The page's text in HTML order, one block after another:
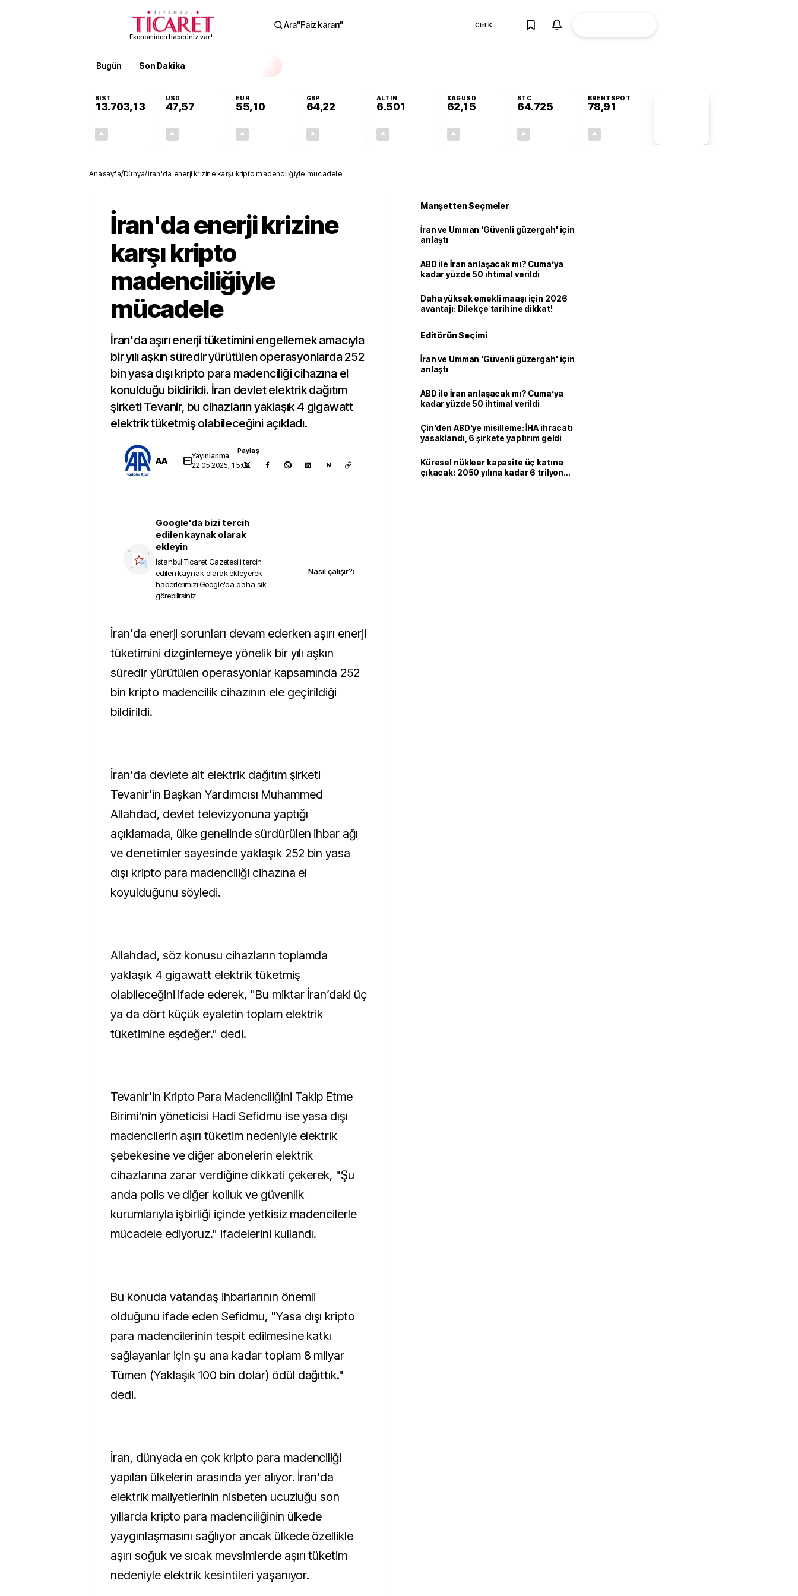
Ekonomiden haberiniz var!
Ara"Faiz kararı" Ctrl K
Bugün Son Dakika
BIST
13.703,13
USD
47,57
EUR
55,10
GBP
64,22
ALTIN
6.501
XAGUSD
62,15
BTC
64.725
BRENTSPOT
78,91
Anasayfa/Dünya/İran'da enerji krizine karşı kripto madenciliğiyle mücadele
İran'da enerji krizine
karşı kripto
madenciliğiyle
mücadele
İran'da aşırı enerji tüketimini engellemek amacıyla
bir yılı aşkın süredir yürütülen operasyonlarda 252
bin yasa dışı kripto para madenciliği cihazına el
konulduğu bildirildi. İran devlet elektrik dağıtım
şirketi Tevanir, bu cihazların yaklaşık 4 gigawatt
elektrik tüketmiş olabileceğini açıkladı.
AA
Yayınlanma
22.05.2025, 15:02
Paylaş
N
Google'da bizi tercih
edilen kaynak olarak
ekleyin
İstanbul Ticaret Gazetesi'i tercih
edilen kaynak olarak ekleyerek
haberlerimizi Google'da daha sık
görebilirsiniz.
Nasıl çalışır?›
İran'da enerji sorunları devam ederken aşırı enerji
tüketimini dizginlemeye yönelik bir yılı aşkın
süredir yürütülen operasyonlar kapsamında 252
bin kripto madencilik cihazının ele geçirildiği
bildirildi.
İran'da devlete ait elektrik dağıtım şirketi
Tevanir'in Başkan Yardımcısı Muhammed
Allahdad, devlet televizyonuna yaptığı
açıklamada, ülke genelinde sürdürülen ihbar ağı
ve denetimler sayesinde yaklaşık 252 bin yasa
dışı kripto para madenciliği cihazına el
koyulduğunu söyledi.
Allahdad, söz konusu cihazların toplamda
yaklaşık 4 gigawatt elektrik tüketmiş
olabileceğini ifade ederek, "Bu miktar İran’daki üç
ya da dört küçük eyaletin toplam elektrik
tüketimine eşdeğer." dedi.
Tevanir'in Kripto Para Madenciliğini Takip Etme
Birimi'nin yöneticisi Hadi Sefidmu ise yasa dışı
madencilerin aşırı tüketim nedeniyle elektrik
şebekesine ve diğer abonelerin elektrik
cihazlarına zarar verdiğine dikkati çekerek, "Şu
anda polis ve diğer kolluk ve güvenlik
kurumlarıyla işbirliği içinde yetkisiz madencilerle
mücadele ediyoruz." ifadelerini kullandı.
Bu konuda vatandaş ihbarlarının önemli
olduğunu ifade eden Sefidmu, "Yasa dışı kripto
para madencilerinin tespit edilmesine katkı
sağlayanlar için şu ana kadar toplam 8 milyar
Tümen (Yaklaşık 100 bin dolar) ödül dağıttık."
dedi.
İran, dünyada en çok kripto para madenciliği
yapılan ülkelerin arasında yer alıyor. İran'da
elektrik maliyetlerinin nisbeten ucuzluğu son
yıllarda kripto para madenciliğinin ülkede
yaygınlaşmasını sağlıyor ancak ülkede özellikle
aşırı soğuk ve sıcak mevsimlerde aşırı tüketim
nedeniyle elektrik kesintileri yaşanıyor.
Manşetten Seçmeler
İran ve Umman 'Güvenli güzergah' için
anlaştı
ABD ile İran anlaşacak mı? Cuma’ya
kadar yüzde 50 ihtimal verildi
Daha yüksek emekli maaşı için 2026
avantajı: Dilekçe tarihine dikkat!
Editörün Seçimi
İran ve Umman 'Güvenli güzergah' için
anlaştı
ABD ile İran anlaşacak mı? Cuma’ya
kadar yüzde 50 ihtimal verildi
Çin'den ABD'ye misilleme: İHA ihracatı
yasaklandı, 6 şirkete yaptırım geldi
Küresel nükleer kapasite üç katına
çıkacak: 2050 yılına kadar 6 trilyon